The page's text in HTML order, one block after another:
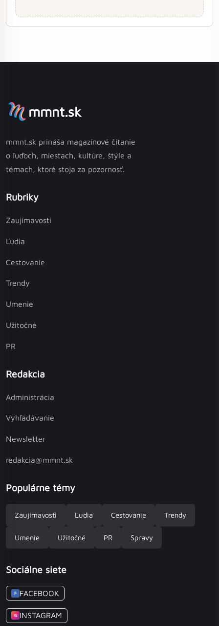
mmnt.sk
mmnt.sk prináša magazínové čítanie
o ľuďoch, miestach, kultúre, štýle a
témach, ktoré stoja za pozornosť.
Rubriky
Zaujímavosti
Ľudia
Cestovanie
Trendy
Umenie
Užitočné
PR
Redakcia
Administrácia
Vyhľadávanie
Newsletter
redakcia@mmnt.sk
Populárne témy
Zaujímavosti Ľudia Cestovanie Trendy
Umenie Užitočné PR Spravy
Sociálne siete
F FACEBOOK
IG INSTAGRAM